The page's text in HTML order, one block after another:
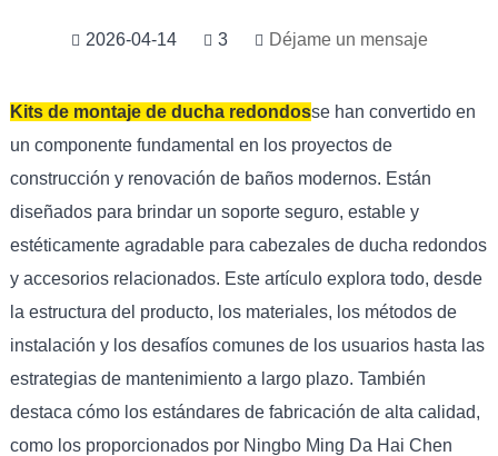
2026-04-14 3 Déjame un mensaje
Kits de montaje de ducha redondosse han convertido en
un componente fundamental en los proyectos de
construcción y renovación de baños modernos. Están
diseñados para brindar un soporte seguro, estable y
estéticamente agradable para cabezales de ducha redondos
y accesorios relacionados. Este artículo explora todo, desde
la estructura del producto, los materiales, los métodos de
instalación y los desafíos comunes de los usuarios hasta las
estrategias de mantenimiento a largo plazo. También
destaca cómo los estándares de fabricación de alta calidad,
como los proporcionados por Ningbo Ming Da Hai Chen